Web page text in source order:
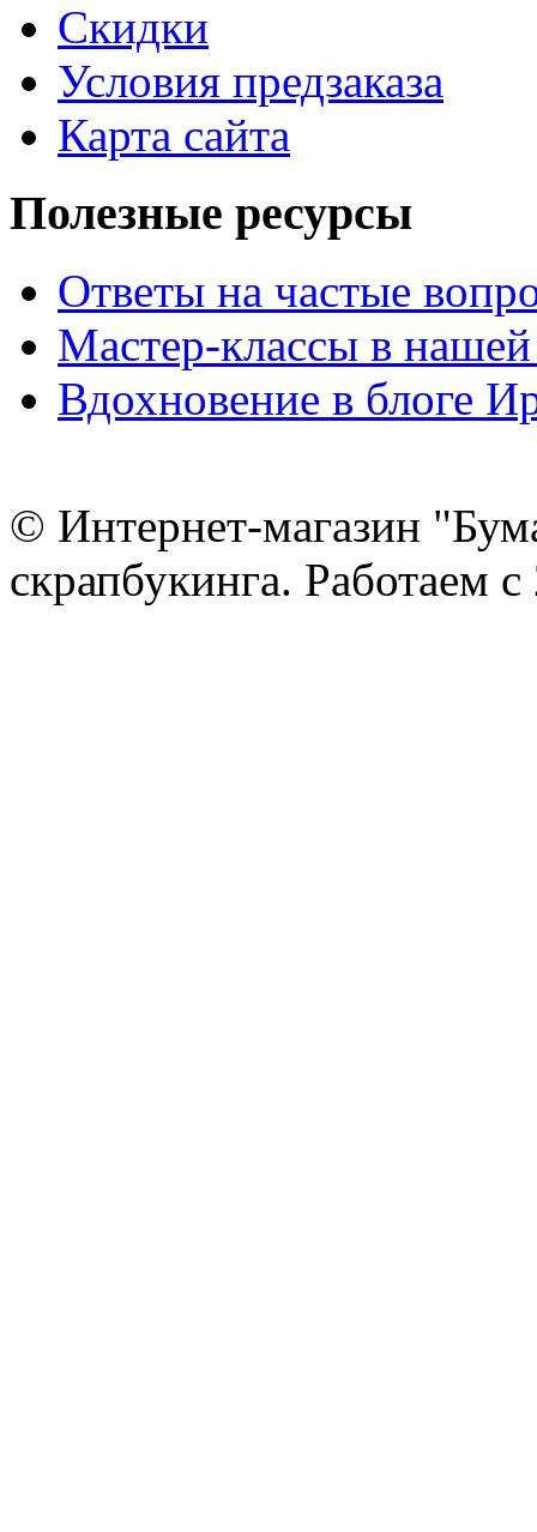
Скидки
Условия предзаказа
Карта сайта
Полезные ресурсы
Ответы на частые
Мастер-классы в нашей
Вдохновение в блоге
© Интернет-магазин
скрапбукинга. Работаем с